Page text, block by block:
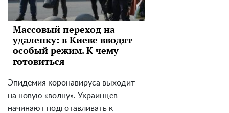
Массовый переход на
удаленку: в Киеве вводят
особый режим. К чему
готовиться
Эпидемия коронавируса выходит
на новую «волну». Украинцев
начинают подготавливать к